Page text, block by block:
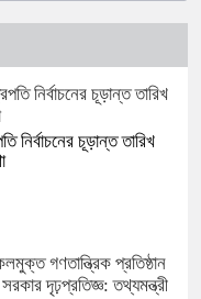
নির্বাচনের চূড়ান্ত তারিখ